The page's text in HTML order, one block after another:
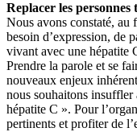
Replacer les personnes
Nous avons constaté, au
besoin d’expression, de
vivant avec une hépatite
Prendre la parole et se
nouveaux enjeux
nous souhaitons
hépatite C ». Pour
pertinents et profiter de